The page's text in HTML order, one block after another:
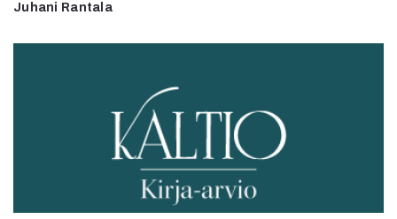
Juhani Rantala